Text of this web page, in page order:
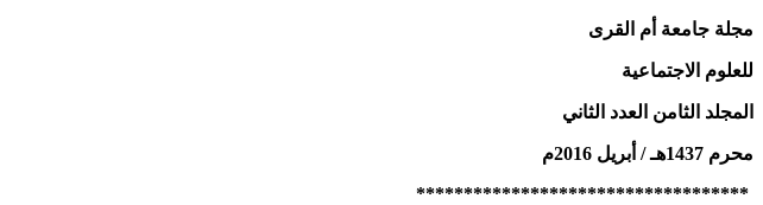
مجلة جامعة أم القرى
للعلوم الاجتماعية
المجلد الثامن العدد الثاني
محرم 1437هـ / أبريل 2016م
***********************************